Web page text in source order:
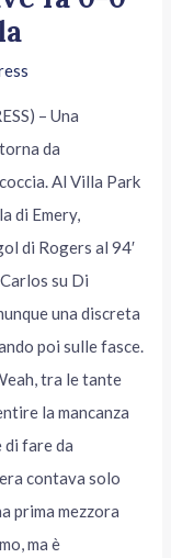
– Una
da
Al Villa Park
di Emery,
di Rogers al 94′
su Di
una discreta
poi sulle fasce.
tra le tante
la mancanza
di fare da
contava solo
prima mezzora
ma è